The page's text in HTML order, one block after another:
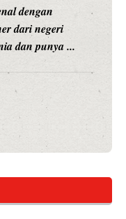
besar di dunia
Prasetyo, kini
Buka Restoran